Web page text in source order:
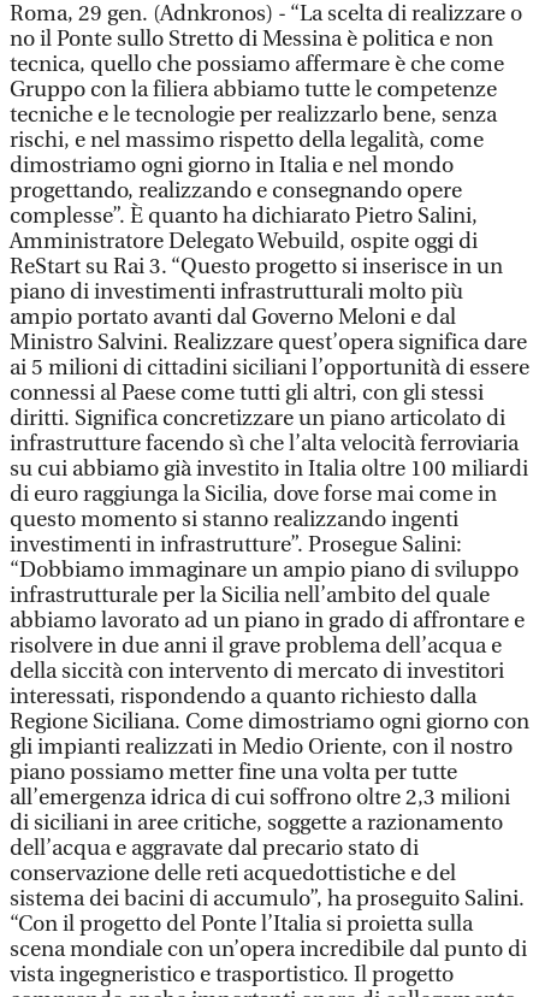
Roma, 29 gen. (Adnkronos) - “La scelta di realizzare o
no il Ponte sullo Stretto di Messina è politica e non
tecnica, quello che possiamo affermare è che come
Gruppo con la filiera abbiamo tutte le competenze
tecniche e le tecnologie per realizzarlo bene, senza
rischi, e nel massimo rispetto della legalità, come
dimostriamo ogni giorno in Italia e nel mondo
progettando, realizzando e consegnando opere
complesse”. È quanto ha dichiarato Pietro Salini,
Amministratore Delegato Webuild, ospite oggi di
ReStart su Rai 3. “Questo progetto si inserisce in un
piano di investimenti infrastrutturali molto più
ampio portato avanti dal Governo Meloni e dal
Ministro Salvini. Realizzare quest’opera significa dare
ai 5 milioni di cittadini siciliani l’opportunità di essere
connessi al Paese come tutti gli altri, con gli stessi
diritti. Significa concretizzare un piano articolato di
infrastrutture facendo sì che l’alta velocità ferroviaria
su cui abbiamo già investito in Italia oltre 100 miliardi
di euro raggiunga la Sicilia, dove forse mai come in
questo momento si stanno realizzando ingenti
investimenti in infrastrutture”. Prosegue Salini:
“Dobbiamo immaginare un ampio piano di sviluppo
infrastrutturale per la Sicilia nell’ambito del quale
abbiamo lavorato ad un piano in grado di affrontare e
risolvere in due anni il grave problema dell’acqua e
della siccità con intervento di mercato di investitori
interessati, rispondendo a quanto richiesto dalla
Regione Siciliana. Come dimostriamo ogni giorno con
gli impianti realizzati in Medio Oriente, con il nostro
piano possiamo metter fine una volta per tutte
all’emergenza idrica di cui soffrono oltre 2,3 milioni
di siciliani in aree critiche, soggette a razionamento
dell’acqua e aggravate dal precario stato di
conservazione delle reti acquedottistiche e del
sistema dei bacini di accumulo”, ha proseguito Salini.
“Con il progetto del Ponte l’Italia si proietta sulla
scena mondiale con un’opera incredibile dal punto di
vista ingegneristico e trasportistico. Il progetto